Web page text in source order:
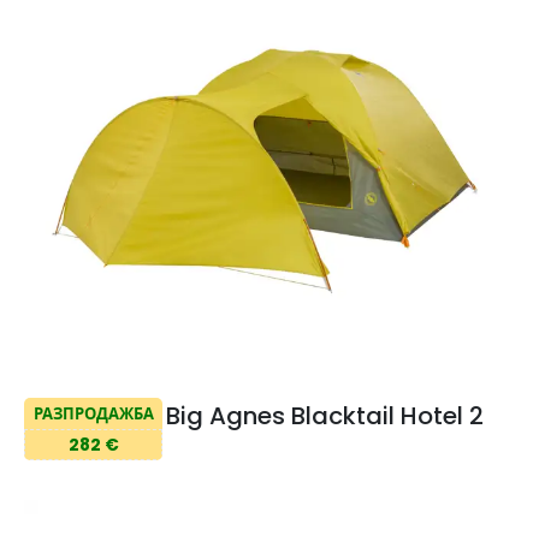
РАЗПРОДАЖБА
282 €
Big Agnes Blacktail Hotel 2